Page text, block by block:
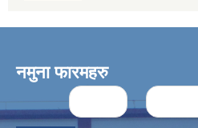
नमुना फारमहरु
Pages